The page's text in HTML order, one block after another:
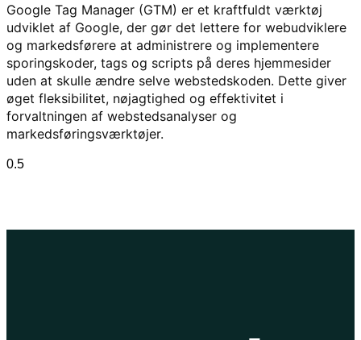
Google Tag Manager (GTM) er et kraftfuldt værktøj
udviklet af Google, der gør det lettere for webudviklere
og markedsførere at administrere og implementere
sporingskoder, tags og scripts på deres hjemmesider
uden at skulle ændre selve webstedskoden. Dette giver
øget fleksibilitet, nøjagtighed og effektivitet i
forvaltningen af webstedsanalyser og
markedsføringsværktøjer.